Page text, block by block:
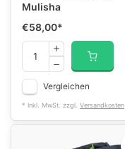
Mulisha
€58,00*
Vergleichen
* Inkl. MwSt. zzgl. Versandkosten